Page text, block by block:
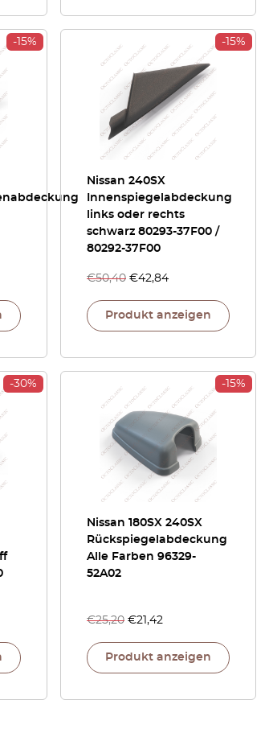
-15% -15%
Nissan 240SX
Innenspiegelabdeckung
links oder rechts
schwarz 80293-37F00 /
80292-37F00
€50,40 €42,84
Produkt anzeigen
-30% -15%
Nissan 180SX 240SX
Rückspiegelabdeckung
Alle Farben 96329-
52A02
€25,20 €21,42
Produkt anzeigen